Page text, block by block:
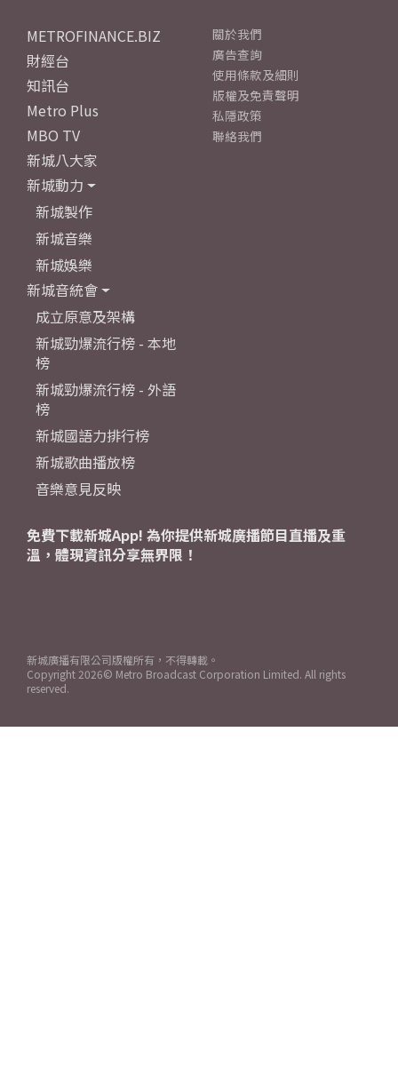
METROFINANCE.BIZ
財經台
知訊台
Metro Plus
MBO TV
新城八大家
新城動力
新城製作
新城音樂
新城娛樂
新城音統會
成立原意及架構
新城勁爆流行榜 - 本地
榜
新城勁爆流行榜 - 外語
榜
新城國語力排行榜
新城歌曲播放榜
音樂意見反映
關於我們
廣告查詢
使用條款及細則
版權及免責聲明
私隱政策
聯絡我們
免費下載新城App! 為你提供新城廣播節目直播及重
溫，體現資訊分享無界限！
新城廣播有限公司版權所有，不得轉載。
Copyright 2026© Metro Broadcast Corporation Limited. All rights
reserved.